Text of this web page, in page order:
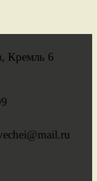
Кремль 6